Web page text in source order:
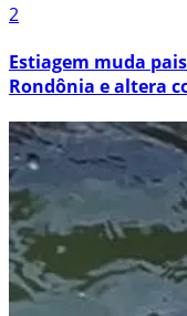
2
Estiagem muda
Rondônia e altera